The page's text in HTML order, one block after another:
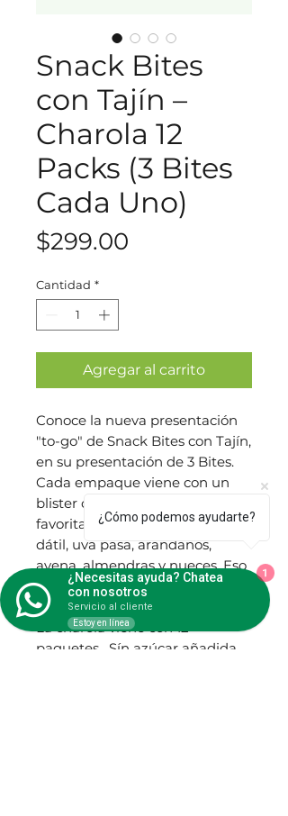
Snack Bites
con Tajín –
Charola 12
Packs (3 Bites
Cada Uno)
$299.00
Cantidad *
Agregar al carrito
Conoce la nueva presentación
"to-go" de Snack Bites con Tajín,
en su presentación de 3 Bites.
Cada empaque viene con un
blister con 3 de tus cuadretas
favoritas elaboradas a base de
dátil, uva pasa, arándanos,
avena, almendras y nueces. Eso
sí, sazonado con el delicioso
Tajín clásico, reducido en sodio.
La charola viene con 12
paquetes. Sín azúcar añadida,
¿Cómo podemos ayudarte?
¿Necesitas ayuda? Chatea
con nosotros
Servicio al cliente
Estoy en línea
1